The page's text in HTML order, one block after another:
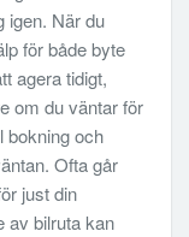
igen. När du
för både byte
agera tidigt,
om du väntar för
bokning och
Ofta går
just din
av bilruta kan